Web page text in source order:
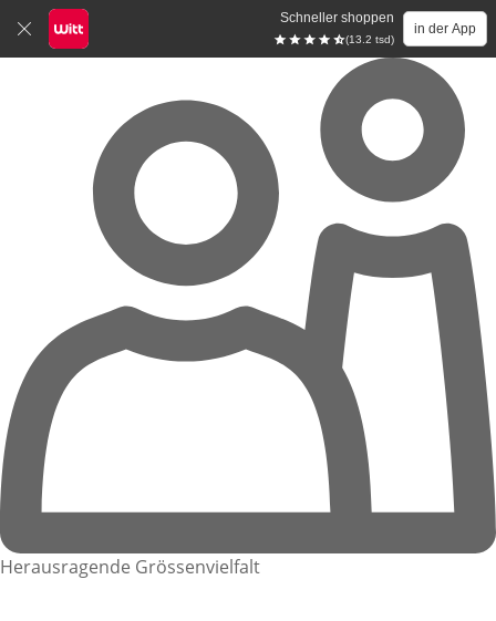
Schneller shoppen
(13.2 tsd)
in der App
Herausragende Grössenvielfalt